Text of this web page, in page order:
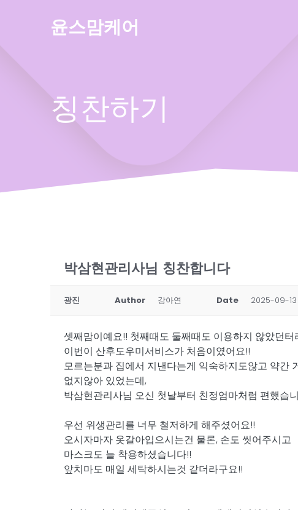
윤스맘케어
칭찬하기
박삼현관리사님 칭찬합니다
광진 Author 강아연 Date 2025-09-13
셋째맘이예요!! 첫째때도 둘째때도 이용하지 않았던터
이번이 산후도우미서비스가 처음이였어요!!
모르는분과 집에서 지낸다는게 익숙하지도않고 약간
없지않아 있었는데,
박삼현관리사님 오신 첫날부터 친정엄마처럼 편했습
우선 위생관리를 너무 철저하게 해주셨어요!!
오시자마자 옷갈아입으시는건 물론, 손도 씻어주시고
마스크도 늘 착용하셨습니다!!
앞치마도 매일 세탁하시는것 같더라구요!!